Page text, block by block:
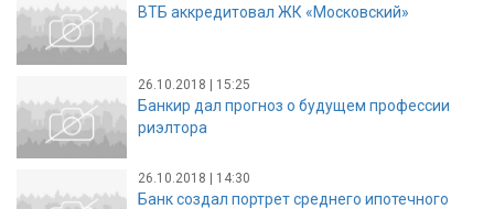
ВТБ аккредитовал ЖК «Московский»
26.10.2018 | 15:25
Банкир дал прогноз о будущем профессии
риэлтора
26.10.2018 | 14:30
Банк создал портрет среднего ипотечного